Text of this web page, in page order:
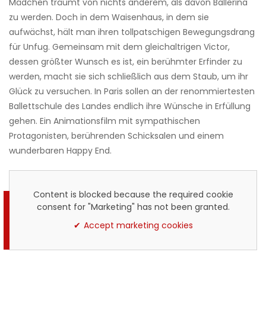
Mädchen träumt von nichts anderem, als davon Ballerina
zu werden. Doch in dem Waisenhaus, in dem sie
aufwächst, hält man ihren tollpatschigen Bewegungsdrang
für Unfug. Gemeinsam mit dem gleichaltrigen Victor,
dessen größter Wunsch es ist, ein berühmter Erfinder zu
werden, macht sie sich schließlich aus dem Staub, um ihr
Glück zu versuchen. In Paris sollen an der renommiertesten
Ballettschule des Landes endlich ihre Wünsche in Erfüllung
gehen. Ein Animationsfilm mit sympathischen
Protagonisten, berührenden Schicksalen und einem
wunderbaren Happy End.
Content is blocked because the required cookie
consent for "Marketing" has not been granted.
Accept marketing cookies